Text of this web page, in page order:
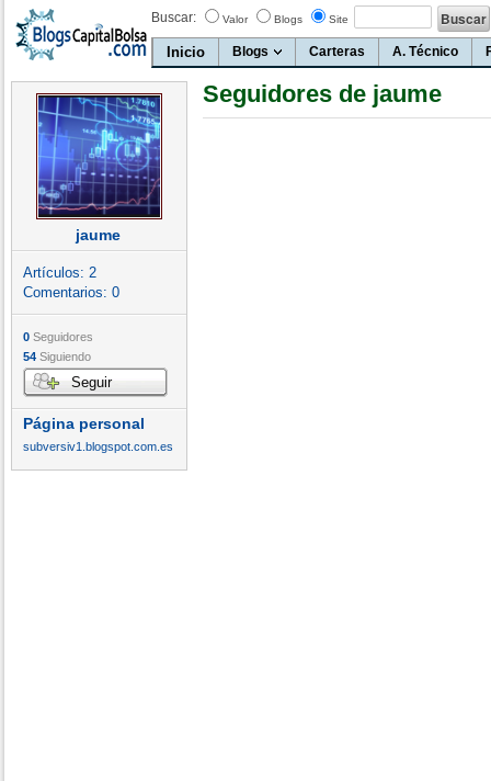
Buscar: Valor Blogs Site
Inicio Blogs Carteras A. Técnico
jaume
Artículos: 2
Comentarios: 0
0 Seguidores
54 Siguiendo
Seguir
Página personal
subversiv1.blogspot.com.es
Seguidores de jaume